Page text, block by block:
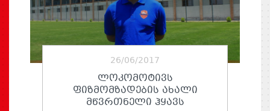
26/06/2017
ᲚᲝᲙᲝᲛᲝᲢᲘᲕᲡ
ᲤᲘᲖᲛᲝᲛᲖᲐᲓᲔᲑᲘᲡ ᲐᲮᲐᲚᲘ
ᲛᲬᲕᲠᲗᲜᲔᲚᲘ ᲰᲧᲐᲕᲡ